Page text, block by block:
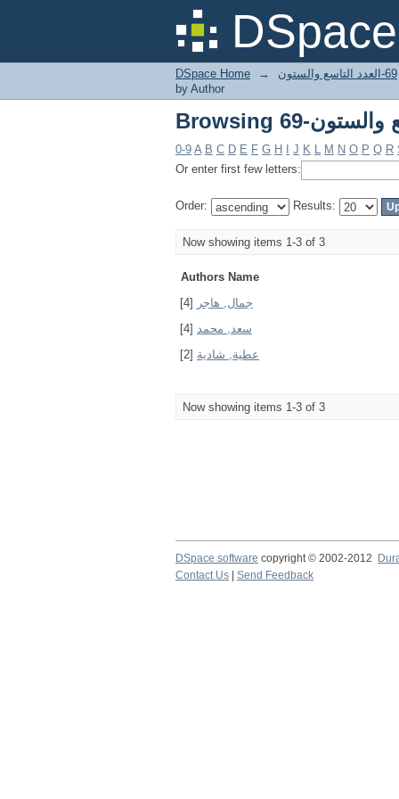
DSpace Home → 69-العدد التاسع والستون
by Author
0-9 A B C D E F G H J K L M N O P Q R
Or enter first few letters:
Order: Results:
Now showing items 1-3 of 3
Authors Name
جمال, هاجر
[4]
سعد, محمد [4]
عطية, شادية [2]
Now showing items 1-3 of 3
DSpace software copyright © 2002-2012
Contact Us
Send Feedback